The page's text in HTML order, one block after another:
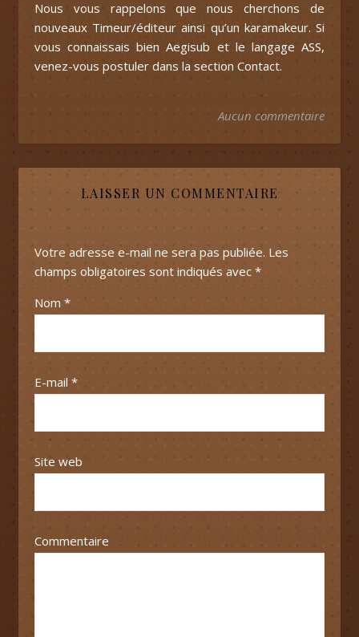
Nous vous rappelons que nous cherchons de
nouveaux Timeur/éditeur ainsi qu’un karamakeur. Si
vous connaissais bien Aegisub et le langage ASS,
venez-vous postuler dans la section Contact.
Aucun commentaire
LAISSER UN COMMENTAIRE
Votre adresse e-mail ne sera pas publiée. Les
champs obligatoires sont indiqués avec *
Nom *
E-mail *
Site web
Commentaire